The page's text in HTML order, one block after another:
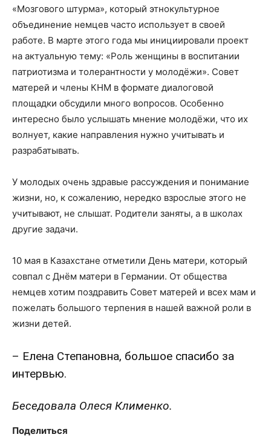
«Мозгового штурма», который этнокультурное
объединение немцев часто использует в своей
работе. В марте этого года мы инициировали проект
на актуальную тему: «Роль женщины в воспитании
патриотизма и толерантности у молодёжи». Совет
матерей и члены КНМ в формате диалоговой
площадки обсудили много вопросов. Особенно
интересно было услышать мнение молодёжи, что их
волнует, какие направления нужно учитывать и
разрабатывать.
У молодых очень здравые рассуждения и понимание
жизни, но, к сожалению, нередко взрослые этого не
учитывают, не слышат. Родители заняты, а в школах
другие задачи.
10 мая в Казахстане отметили День матери, который
совпал с Днём матери в Германии. От общества
немцев хотим поздравить Совет матерей и всех мам и
пожелать большого терпения в нашей важной роли в
жизни детей.
– Елена Степановна, большое спасибо за
интервью.
Беседовала Олеся Клименко.
Поделиться